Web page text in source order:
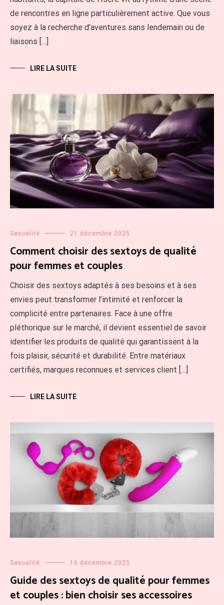
de rencontres en ligne particulièrement active. Que vous
soyez à la recherche d’aventures sans lendemain ou de
liaisons […]
LIRE LA SUITE
Sexualité 21 décembre 2025
Comment choisir des sextoys de qualité
pour femmes et couples
Choisir des sextoys adaptés à ses besoins et à ses
envies peut transformer l’intimité et renforcer la
complicité entre partenaires. Face à une offre
pléthorique sur le marché, il devient essentiel de savoir
identifier les produits de qualité qui garantissent à la
fois plaisir, sécurité et durabilité. Entre matériaux
certifiés, marques reconnues et services client […]
LIRE LA SUITE
Sexualité 16 décembre 2025
Guide des sextoys de qualité pour femmes
et couples : bien choisir ses accessoires